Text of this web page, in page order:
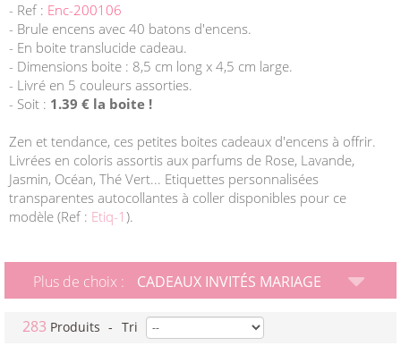
- Ref : Enc-200106
- Brule encens avec 40 batons d'encens.
- En boite translucide cadeau.
- Dimensions boite : 8,5 cm long x 4,5 cm large.
- Livré en 5 couleurs assorties.
- Soit : 1.39 € la boite !
Zen et tendance, ces petites boites cadeaux d'encens à offrir.
Livrées en coloris assortis aux parfums de Rose, Lavande,
Jasmin, Océan, Thé Vert... Etiquettes personnalisées
transparentes autocollantes à coller disponibles pour ce
modèle (Ref : Etiq-1 ).
Plus de choix : CADEAUX INVITÉS MARIAGE
283 Produits - Tri